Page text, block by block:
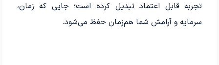
تجربه قابل اعتماد تبدیل کرده است؛ جایی که زمان،
سرمایه و آرامش شما هم‌زمان حفظ می‌شود.